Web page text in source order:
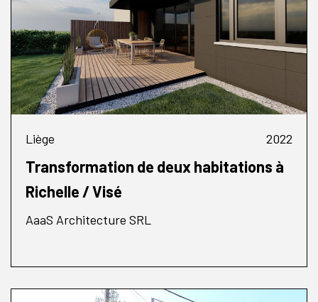
Liège 2022
Transformation de deux habitations à
Richelle / Visé
AaaS Architecture SRL